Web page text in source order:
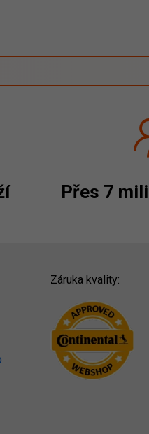
Přes 7
Záruka kvality: